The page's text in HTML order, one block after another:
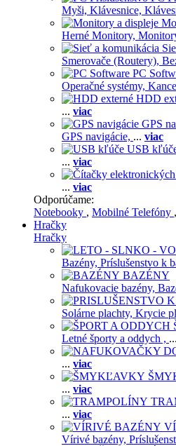
Myši, Klávesnice,
Herné Monitory,
Smerovače (Routery),
PC
Operačné systémy,
HDD
... viac
GPS
GPS navigácie, ... viac
USB
... viac
... viac
Odporúčame:
Notebooky , Mobilné Telefóny ,
Hračky
Hračky
Bazény, Príslušenstvo k
BAZÉNY
Nafukovacie bazény,
Solárne plachty, Krycie
Letné športy a oddych , ...
... viac
... viac
... viac
Vírivé bazény,